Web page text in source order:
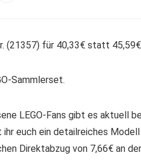
Sammlerset.
LEGO-Fans gibt es aktuell
euch ein detailreiches
Direktabzug von 7,66€ an